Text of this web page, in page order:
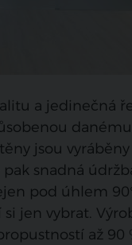
a jedinečná
jsou
snadná
pod úhlem
si jen vybrat.
až